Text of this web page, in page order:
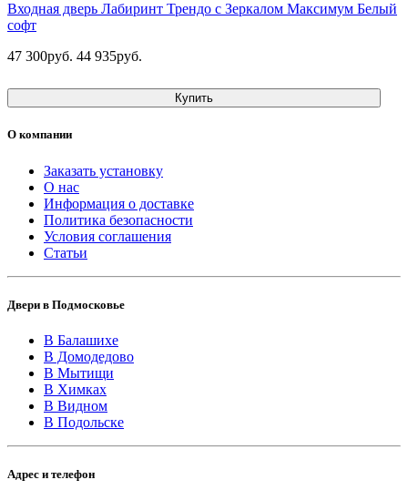
Входная дверь Лабиринт Трендо с Зеркалом Максимум Белый
софт
47 300руб. 44 935руб.
Купить
О компании
Заказать установку
О нас
Информация о доставке
Политика безопасности
Условия соглашения
Статьи
Двери в Подмосковье
В Балашихе
В Домодедово
В Мытищи
В Химках
В Видном
В Подольске
Адрес и телефон